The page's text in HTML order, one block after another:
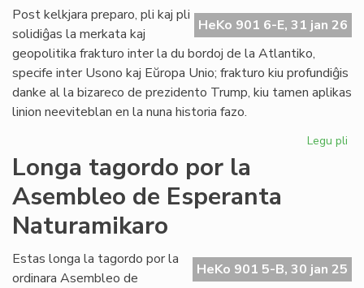
ĉe
HeKo 901 6-E, 31 jan 26
Post kelkjara preparo, pli kaj pli
solidiĝas la merkata kaj
geopolitika frakturo inter la du bordoj de la Atlantiko,
specife inter Usono kaj Eŭropa Unio; frakturo kiu profundiĝis
danke al la bizareco de prezidento Trump, kiu tamen aplikas
linion neeviteblan en la nuna historia fazo.
Legu pli
ĉe
Longa tagordo por la
Asembleo de Esperanta
Naturamikaro
HeKo 901 5-B, 30 jan 25
Estas longa la tagordo por la
ordinara Asembleo de